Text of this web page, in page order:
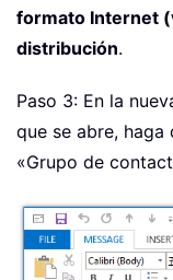
formato Internet
distribución.
Paso 3: En la
que se abre,
«Grupo de